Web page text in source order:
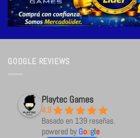
GOOGLE REVIEWS
Playtec Games
4.9
Basado en 139 reseñas.
powered byGoogle